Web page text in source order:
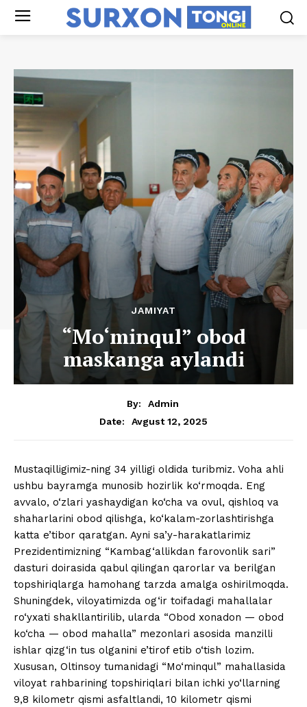
JAMIYAT
“Mo‘minqul” obod
maskanga aylandi
By:
Admin
Date:
Avgust 12, 2025
Mustaqilligimiz-ning 34 yilligi oldida turibmiz. Voha ahli
ushbu bayramga munosib hozirlik ko‘rmoqda. Eng
avvalo, o‘zlari yashaydigan ko‘cha va ovul, qishloq va
shaharlarini obod qilishga, ko‘kalam-zorlashtirishga
katta e’tibor qaratgan. Ayni sa’y-harakatlarimiz
Prezidentimizning “Kambag‘allikdan farovonlik sari”
dasturi doirasida qabul qilingan qarorlar va berilgan
topshiriqlarga hamohang tarzda amalga oshirilmoqda.
Shuningdek, viloyatimizda og‘ir toifadagi mahallalar
ro‘yxati shakllantirilib, ularda “Obod xonadon — obod
ko‘cha — obod mahalla” mezonlari asosida manzilli
ishlar qizg‘in tus olganini e’tirof etib o‘tish lozim.
Xususan, Oltinsoy tumanidagi “Mo‘minqul” mahallasida
viloyat rahbarining topshiriqlari bilan ichki yo‘llarning
9,8 kilometr qismi asfaltlandi, 10 kilometr qismi